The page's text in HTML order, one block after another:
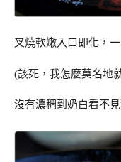
叉燒軟嫩入口即化，
(該死，我怎麼莫名地
沒有濃稠到奶白看不